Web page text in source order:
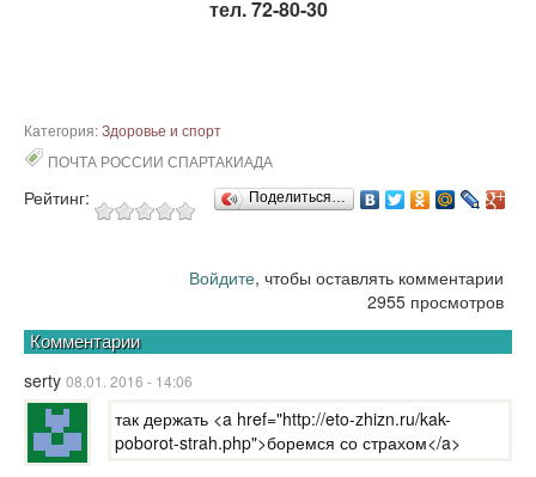
тел. 72-80-30
Категория:Здоровье и спорт
ПОЧТА РОССИИ СПАРТАКИАДА
Рейтинг: Поделиться…
Войдите, чтобы оставлять комментарии
2955 просмотров
Комментарии
serty 08.01. 2016 - 14:06
так держать <a href="http://eto-zhizn.ru/kak-
poborot-strah.php">боремся со страхом</a>